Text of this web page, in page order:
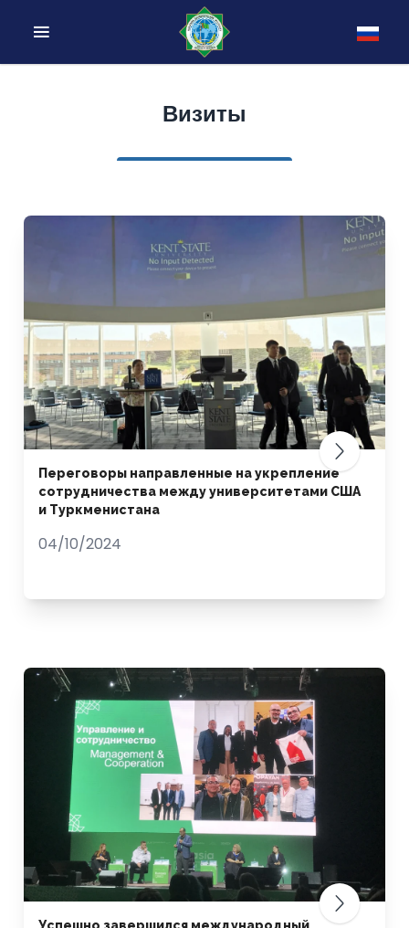
Визиты
Переговоры направленные на укрепление
сотрудничества между университетами США
и Туркменистана
04/10/2024